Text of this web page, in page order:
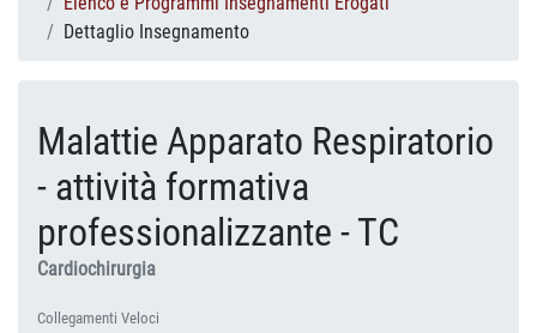
Dettaglio Insegnamento
Malattie Apparato Respiratorio
- attività formativa
professionalizzante - TC
Cardiochirurgia
Collegamenti Veloci